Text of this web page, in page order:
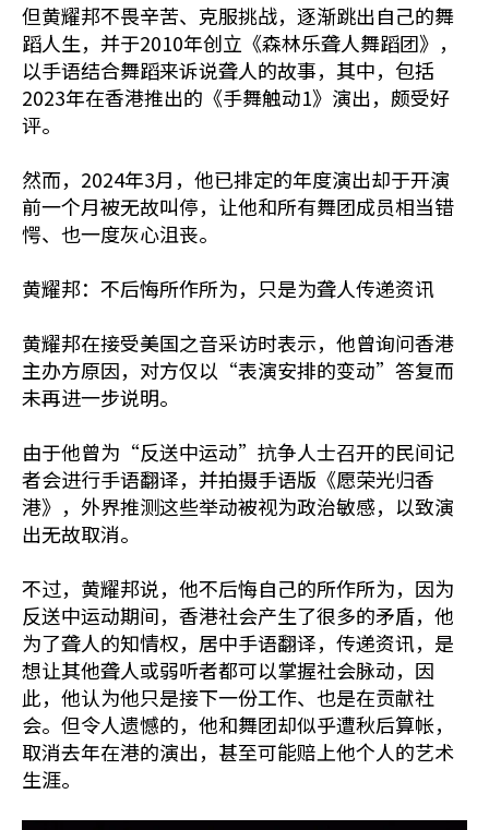
但黄耀邦不畏辛苦、克服挑战，逐渐跳出自己的舞
蹈人生，并于2010年创立《森林乐聋人舞蹈团》，
以手语结合舞蹈来诉说聋人的故事，其中，包括
2023年在香港推出的《手舞触动1》演出，颇受好
评。
然而，2024年3月，他已排定的年度演出却于开演
前一个月被无故叫停，让他和所有舞团成员相当错
愕、也一度灰心沮丧。
黄耀邦：不后悔所作所为，只是为聋人传递资讯
黄耀邦在接受美国之音采访时表示，他曾询问香港
主办方原因，对方仅以“表演安排的变动”答复而
未再进一步说明。
由于他曾为“反送中运动”抗争人士召开的民间记
者会进行手语翻译，并拍摄手语版《愿荣光归香
港》，外界推测这些举动被视为政治敏感，以致演
出无故取消。
不过，黄耀邦说，他不后悔自己的所作所为，因为
反送中运动期间，香港社会产生了很多的矛盾，他
为了聋人的知情权，居中手语翻译，传递资讯，是
想让其他聋人或弱听者都可以掌握社会脉动，因
此，他认为他只是接下一份工作、也是在贡献社
会。但令人遗憾的，他和舞团却似乎遭秋后算帐，
取消去年在港的演出，甚至可能赔上他个人的艺术
生涯。